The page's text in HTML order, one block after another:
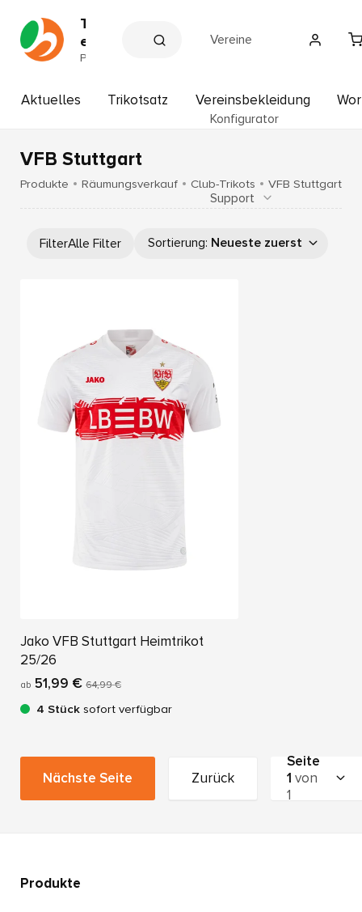
T
e
a
t
H
b
P
d
e
r
e
i
Vereine
Konfigurator
Support
Aktuelles Trikotsatz Vereinsbekleidung
VFB Stuttgart
Produkte Räumungsverkauf Club-Trikots VFB Stuttgart
FilterAlle Filter Sortierung: Neueste zuerst
Jako VFB Stuttgart Heimtrikot
25/26
ab 51,99 € 64,99 €
4 Stück sofort verfügbar
Nächste Seite Zurück
Seite
1 von
1
Produkte